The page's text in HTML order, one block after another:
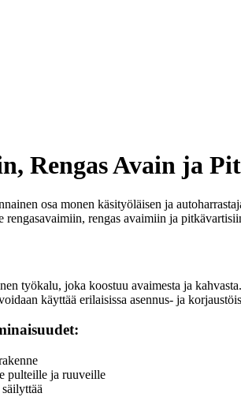
Rengas Avain ja
osa monen käsityöläisen ja
rengasavaimiin, rengas avaimiin ja
työkalu, joka koostuu avaimesta ja
käyttää erilaisissa asennus- ja
pulteille ja ruuveille